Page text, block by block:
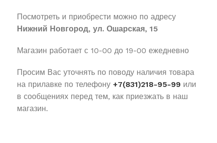
Посмотреть и приобрести можно по адресу
Нижний Новгород, ул. Ошарская, 15
Магазин работает с 10-00 до 19-00 ежедневно
Просим Вас уточнять по поводу наличия товара
на прилавке по телефону +7(831)218-95-99 или
в сообщениях перед тем, как приезжать в наш
магазин.